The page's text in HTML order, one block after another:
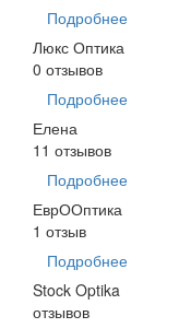
Подробнее
Люкс Оптика
0 отзывов
Подробнее
Елена
11 отзывов
Подробнее
ЕврООптика
1 отзыв
Подробнее
Stock Optika
отзывов